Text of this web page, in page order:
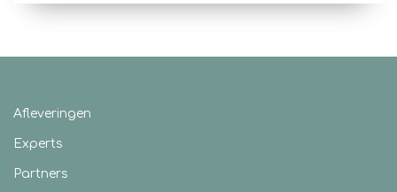
Afleveringen
Experts
Partners